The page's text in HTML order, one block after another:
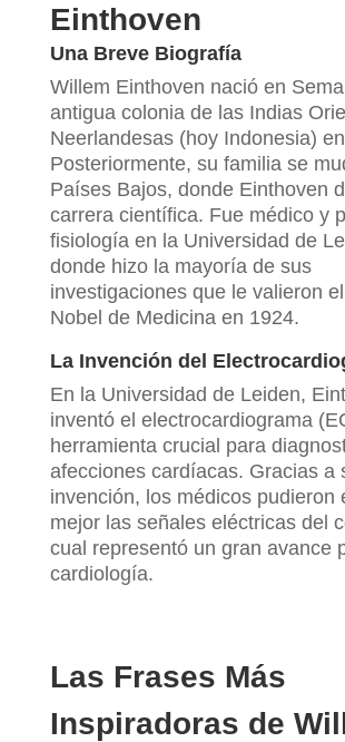
Einthoven
Una Breve Biografía
Willem Einthoven nació en
antigua colonia de las Indias
Neerlandesas (hoy Indonesia)
Posteriormente, su familia se
Países Bajos, donde Einthoven
carrera científica. Fue médico y
fisiología en la Universidad de
donde hizo la mayoría de sus
investigaciones que le valieron
Nobel de Medicina en 1924.
La Invención del
En la Universidad de Leiden,
inventó el electrocardiograma
herramienta crucial para
afecciones cardíacas. Gracias a
invención, los médicos pudieron
mejor las señales eléctricas del
cual representó un gran avance
cardiología.
Las Frases Más
Inspiradoras de